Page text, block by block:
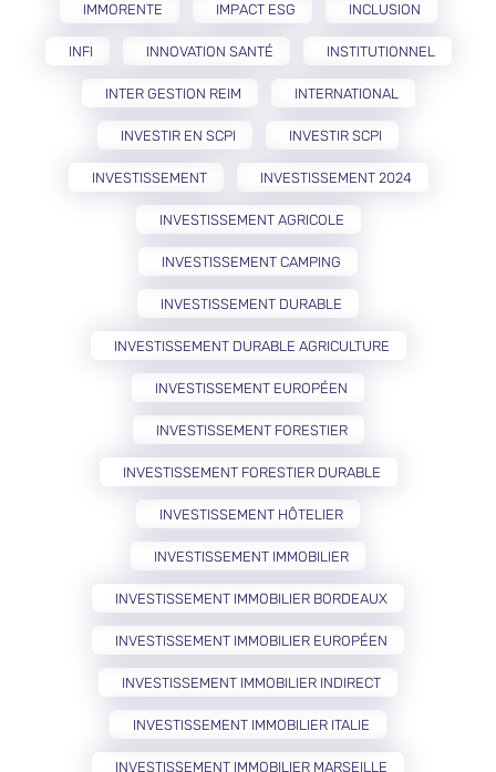
IMMORENTE IMPACT ESG INCLUSION
INFI INNOVATION SANTÉ INSTITUTIONNEL
INTER GESTION REIM INTERNATIONAL
INVESTIR EN SCPI INVESTIR SCPI
INVESTISSEMENT INVESTISSEMENT 2024
INVESTISSEMENT AGRICOLE
INVESTISSEMENT CAMPING
INVESTISSEMENT DURABLE
INVESTISSEMENT DURABLE AGRICULTURE
INVESTISSEMENT EUROPÉEN
INVESTISSEMENT FORESTIER
INVESTISSEMENT FORESTIER DURABLE
INVESTISSEMENT HÔTELIER
INVESTISSEMENT IMMOBILIER
INVESTISSEMENT IMMOBILIER BORDEAUX
INVESTISSEMENT IMMOBILIER EUROPÉEN
INVESTISSEMENT IMMOBILIER INDIRECT
INVESTISSEMENT IMMOBILIER ITALIE
INVESTISSEMENT IMMOBILIER MARSEILLE